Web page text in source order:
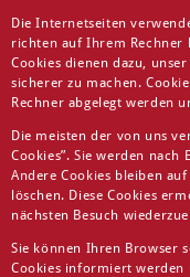
Die Internetseiten
richten auf Ihrem Rechner
Cookies dienen dazu,
sicherer zu machen.
Rechner abgelegt werden
Die meisten der von uns
Cookies”. Sie werden nach
Andere Cookies bleiben
löschen. Diese Cookies
nächsten Besuch
Sie können Ihren Browser
Cookies informiert werden